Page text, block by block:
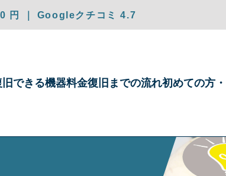
円 ｜ Googleクチコミ 4.7
旧できる機器料金復旧までの流れ初めての方・